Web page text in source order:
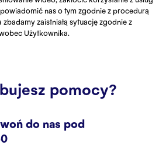
nas o tym zgodnie z procedurą
zaistniałą sytuację zgodnie z
Użytkownika.
pomocy?
do nas pod